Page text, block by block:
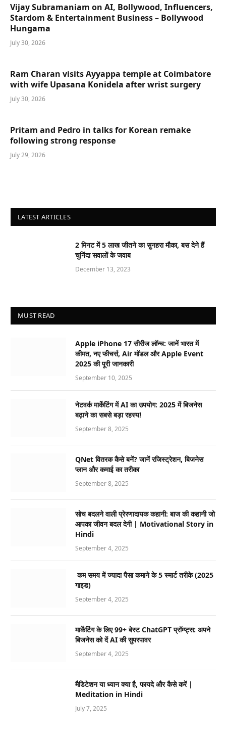
Vijay Subramaniam on AI, Bollywood, Influencers,
Stardom & Entertainment Business – Bollywood
Hungama
July 30, 2026
Ram Charan visits Ayyappa temple at Coimbatore
with wife Upasana Konidela after wrist surgery
July 30, 2026
Pritam and Pedro in talks for Korean remake
following strong response
July 29, 2026
LATEST ARTICLES
2 मिनट में 5 लाख जीतने का सुनहरा मौका, बस देने हैं
चुनिंदा सवालों के जवाब
December 13, 2023
MUST READ
Apple iPhone 17 सीरीज लॉन्च: जानें भारत में
कीमत, नए फीचर्स, Air मॉडल और Apple Event
2025 की पूरी जानकारी
September 10, 2025
नेटवर्क मार्केटिंग में AI का उपयोग: 2025 में बिजनेस
बढ़ाने का सबसे बड़ा रहस्य!
September 8, 2025
QNet वितरक कैसे बनें? जानें रजिस्ट्रेशन, बिजनेस
प्लान और कमाई का तरीका
September 8, 2025
सोच बदलने वाली प्रेरणादायक कहानी: बाज की कहानी जो
आपका जीवन बदल देगी | Motivational Story in
Hindi
September 4, 2025
कम समय में ज्यादा पैसा कमाने के 5 स्मार्ट तरीके (2025
गाइड)
September 4, 2025
मार्केटिंग के लिए 99+ बेस्ट ChatGPT प्रॉम्प्ट्स: अपने
बिजनेस को दें AI की सुपरपावर
September 4, 2025
मैडिटेशन या ध्यान क्या है, फायदे और कैसे करें |
Meditation in Hindi
July 7, 2025